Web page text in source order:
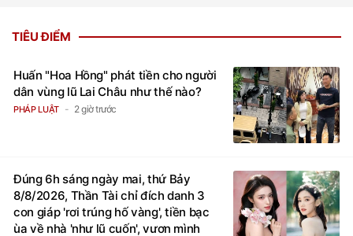
TIÊU ĐIỂM
Huấn "Hoa Hồng" phát tiền cho người
dân vùng lũ Lai Châu như thế nào?
PHÁP LUẬT 2 giờ trước
Đúng 6h sáng ngày mai, thứ Bảy
8/8/2026, Thần Tài chỉ đích danh 3
con giáp 'rơi trúng hố vàng', tiền bạc
ùa về nhà 'như lũ cuốn', vươn mình